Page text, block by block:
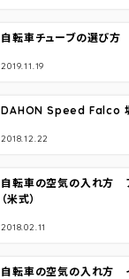
自転車チューブの選び方
2019.11.19
DAHON Speed Falco
2018.12.22
自転車の空気の入れ方
（米式）
2018.02.11
自転車の空気の入れ方